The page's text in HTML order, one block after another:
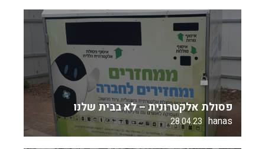
פסולת אלקטרונית – לא בבית שלנו
hanas
28.04.23